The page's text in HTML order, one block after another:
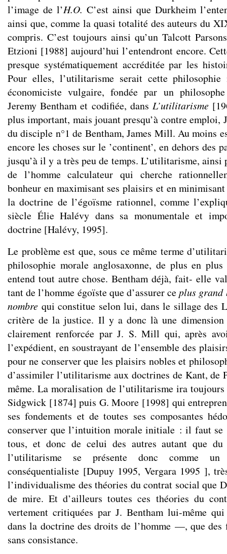
l’image de l’H.O. C’est ainsi que Durkheim
ainsi que, comme la quasi totalité des auteurs du
compris. C’est toujours ainsi qu’un Talcott
Etzioni [1988] aujourd’hui l’entendront encore.
presque systématiquement accréditée par les
Pour elles, l’utilitarisme serait cette
économiciste vulgaire, fondée par un
Jeremy Bentham et codifiée, dansL’utilitarisme
plus important, mais jouant presqu’à contre
du disciple n°1 de Bentham, James Mill. Au moins
encore les choses sur le ’continent’, en dehors des
jusqu’à il y a très peu de temps. L’utilitarisme, ainsi
de l’homme calculateur qui cherche
bonheur en maximisant ses plaisirs et en
la doctrine de l’égoïsme rationnel, comme
siècle Élie Halévy dans sa monumentale et
doctrine [Halévy, 1995].
Le problème est que, sous ce même terme
philosophie morale anglosaxonne, de plus en plus
entend tout autre chose. Bentham déjà, fait- elle
tant de l’homme égoïste que d’assurer ceplus grand
nombre qui constitue selon lui, dans le sillage des
critère de la justice. Il y a donc là une dimension
clairement renforcée par J. S. Mill qui, après
l’expédient, en soustrayant de l’ensemble des
pour ne conserver que les plaisirs nobles et
d’assimiler l’utilitarisme aux doctrines de Kant,
même. La moralisation de l’utilitarisme ira
Sidgwick [1874] puis G. Moore [1998] qui
ses fondements et de toutes ses composantes
conserver que l’intuition morale initiale : il faut se
tous, et donc de celui des autres autant que
l’utilitarisme se présente donc comme un
conséquentialiste [Dupuy 1995, Vergara 1995 ],
l’individualisme des théories du contrat social que
de mire. Et d’ailleurs toutes ces théories du
vertement critiquées par J. Bentham lui-même
dans la doctrine des droits de l’homme —, que des
sans consistance.